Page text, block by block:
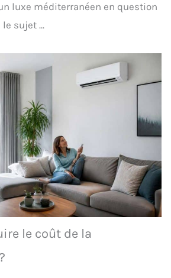
luxe méditerranéen en question
sujet ...
le coût de la